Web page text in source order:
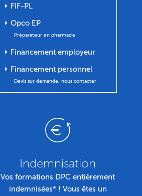
⏵ FIF-PL
⏵ Opco EP
Préparateur en pharmacie
⏵ Financement employeur
⏵ Financement personnel
Devis sur demande, nous contacter
Indemnisation
Vos formations DPC entièrement
indemnisées* ! Vous êtes un